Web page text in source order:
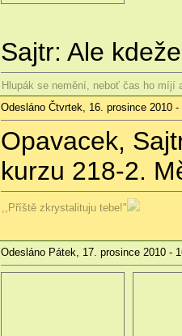
Sajtr: Ale
Hlupák se nemění, neboť čas ho míjí
Odesláno Čtvrtek, 16. prosince 2010 -
Opavacek,
kurzu 218-2.
,,Příště zkrystalituju tebe!"
Odesláno Pátek, 17. prosince 2010 -